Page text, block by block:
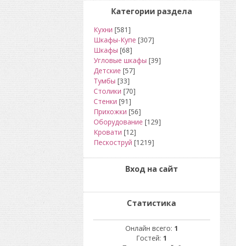
Категории раздела
Кухни [581]
Шкафы-Купе [307]
Шкафы [68]
Угловые шкафы [39]
Детские [57]
Тумбы [33]
Столики [70]
Стенки [91]
Прихожки [56]
Оборудование [129]
Кровати [12]
Пескоструй [1219]
Вход на сайт
Статистика
Онлайн всего: 1
Гостей: 1